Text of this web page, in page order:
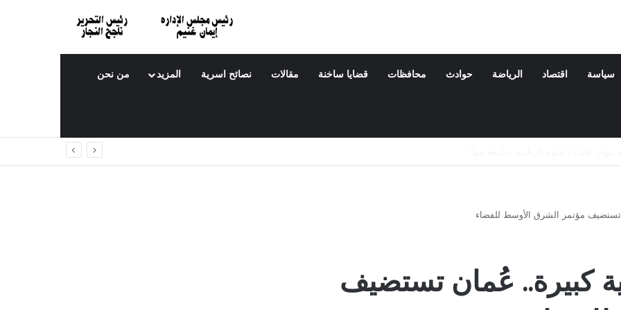
سياسة اقتصاد الرياضة حوادث محافظات قضايا ساخنة مقالات نصائح اسرية المزيد من نحن
تستضيف مؤتمر الشرق الأوسط للفضاء
كبيرة.. عُمان تستضيف